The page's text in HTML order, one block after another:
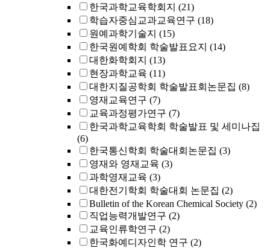
한국과학교육학회지 (21)
학습자중심교과교육연구 (18)
원예과학기술지 (15)
한국원예학회 학술발표요지 (14)
대한화학회지 (13)
현장과학교육 (11)
대한지질공학회 학술발표회논문집 (8)
영재교육연구 (7)
교육과정평가연구 (7)
한국과학교육학회 학술발표 및 세미나집
(6)
한국통신학회 학술대회논문집 (3)
영재와 영재교육 (3)
과학영재교육 (3)
대한전기학회 학술대회 논문집 (2)
Bulletin of the Korean Chemical Society (2)
직업능력개발연구 (2)
교육인류학연구 (2)
한국화예디자인학 연구 (2)